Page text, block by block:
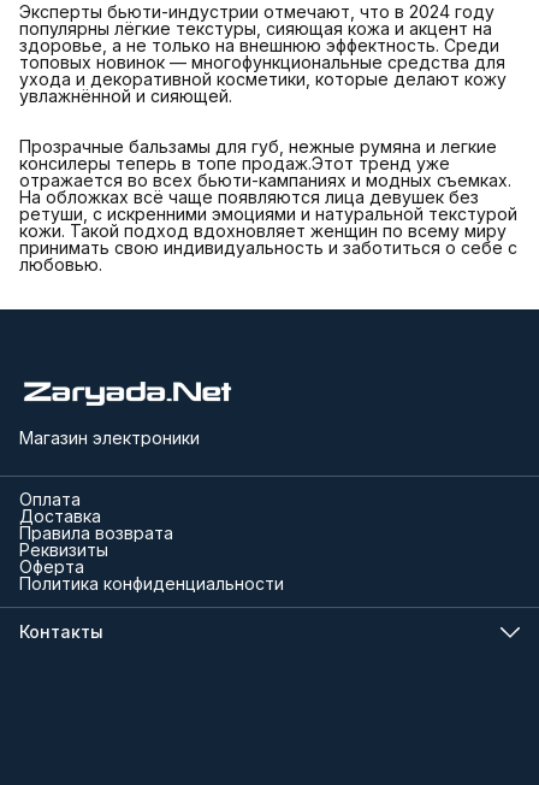
Эксперты бьюти-индустрии отмечают, что в 2024 году
популярны лёгкие текстуры, сияющая кожа и акцент на
здоровье, а не только на внешнюю эффектность. Среди
топовых новинок — многофункциональные средства для
ухода и декоративной косметики, которые делают кожу
увлажнённой и сияющей.
Прозрачные бальзамы для губ, нежные румяна и легкие
консилеры теперь в топе продаж.Этот тренд уже
отражается во всех бьюти-кампаниях и модных съемках.
На обложках всё чаще появляются лица девушек без
ретуши, с искренними эмоциями и натуральной текстурой
кожи. Такой подход вдохновляет женщин по всему миру
принимать свою индивидуальность и заботиться о себе с
любовью.
Магазин электроники
Оплата
Доставка
Правила возврата
Реквизиты
Оферта
Политика конфиденциальности
Контакты